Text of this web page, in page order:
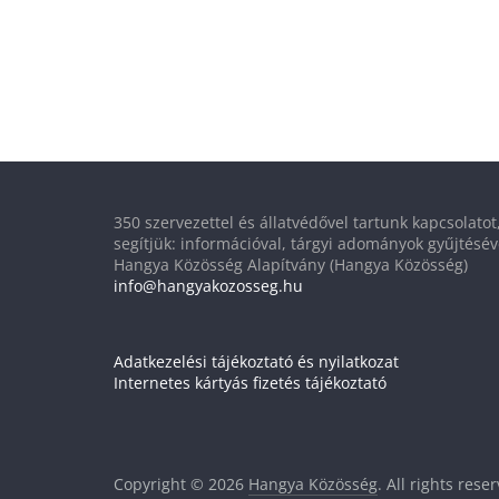
350 szervezettel és állatvédővel tartunk
segítjük: információval, tárgyi adományok
Hangya Közösség Alapítvány (Hangya Közösség)
info@hangyakozosseg.hu
Adatkezelési tájékoztató és nyilatkozat
Internetes kártyás fizetés tájékoztató
Copyright © 2026 Hangya Közösség. All rights